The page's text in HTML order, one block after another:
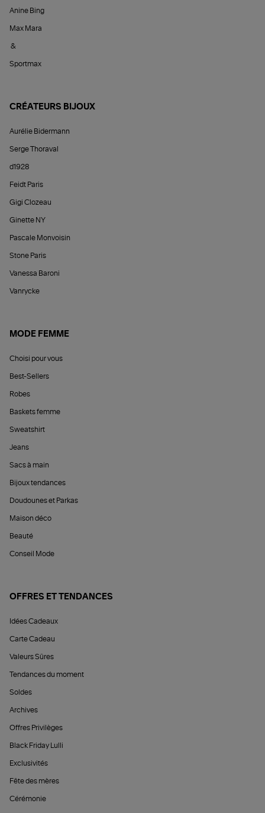
Anine Bing
Max Mara
&
Sportmax
CRÉATEURS BIJOUX
Aurélie Bidermann
Serge Thoraval
d1928
Feidt Paris
Gigi Clozeau
Ginette NY
Pascale Monvoisin
Stone Paris
Vanessa Baroni
Vanrycke
MODE FEMME
Choisi pour vous
Best-Sellers
Robes
Baskets femme
Sweatshirt
Jeans
Sacs à main
Bijoux tendances
Doudounes et Parkas
Maison déco
Beauté
Conseil Mode
OFFRES ET TENDANCES
Idées Cadeaux
Carte Cadeau
Valeurs Sûres
Tendances du moment
Soldes
Archives
Offres Privilèges
Black Friday Lulli
Exclusivités
Fête des mères
Cérémonie